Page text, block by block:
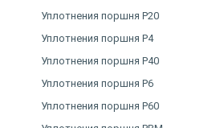
Уплотнения поршня P20
Уплотнения поршня P4
Уплотнения поршня P40
Уплотнения поршня P6
Уплотнения поршня P60